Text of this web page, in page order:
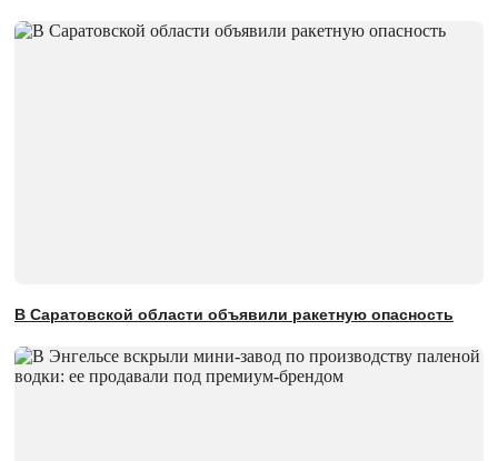
В Саратовской области объявили ракетную опасность